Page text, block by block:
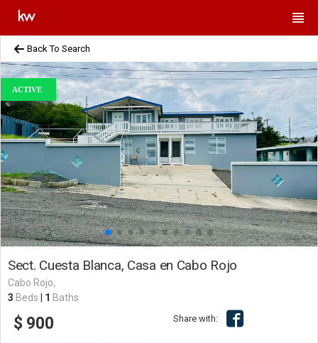
Back To Search
ACTIVE
Sect. Cuesta Blanca, Casa en Cabo Rojo
Cabo Rojo,
3 Beds 1 Baths
$ 900 Share with: